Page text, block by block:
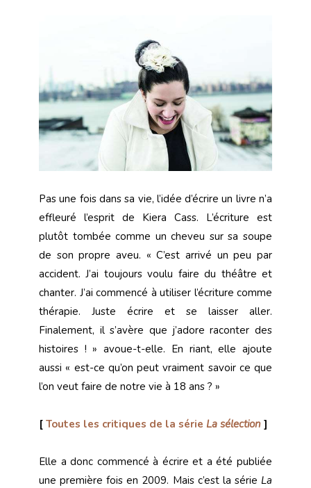
Pas une fois dans sa vie, l’idée d’écrire un livre n’a
effleuré l’esprit de Kiera Cass. L’écriture est
plutôt tombée comme un cheveu sur sa soupe
de son propre aveu. « C’est arrivé un peu par
accident. J’ai toujours voulu faire du théâtre et
chanter. J’ai commencé à utiliser l’écriture comme
thérapie. Juste écrire et se laisser aller.
Finalement, il s’avère que j’adore raconter des
histoires ! » avoue-t-elle. En riant, elle ajoute
aussi « est-ce qu’on peut vraiment savoir ce que
l’on veut faire de notre vie à 18 ans ? »
[ Toutes les critiques de la série La sélection ]
Elle a donc commencé à écrire et a été publiée
une première fois en 2009. Mais c’est la série La